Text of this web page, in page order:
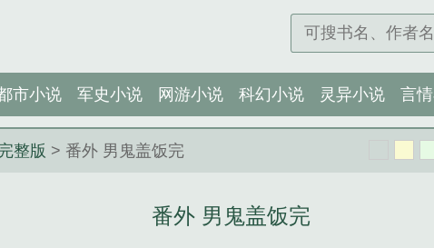
市小说 军史小说 网游小说 科幻小说 灵异小说 言
整版 > 番外 男鬼盖饭完
番外 男鬼盖饭完